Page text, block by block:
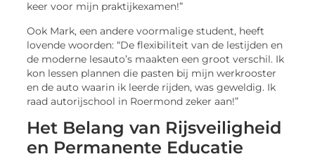
keer voor mijn praktijkexamen!”
Ook Mark, een andere voormalige student, heeft
lovende woorden: “De flexibiliteit van de lestijden en
de moderne lesauto’s maakten een groot verschil. Ik
kon lessen plannen die pasten bij mijn werkrooster
en de auto waarin ik leerde rijden, was geweldig. Ik
raad autorijschool in Roermond zeker aan!”
Het Belang van Rijsveiligheid
en Permanente Educatie